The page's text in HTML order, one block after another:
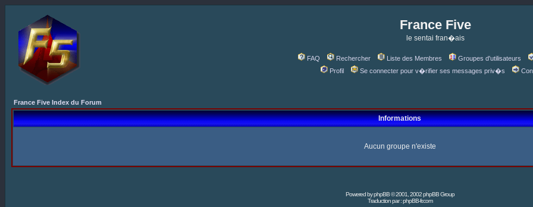
France Five
le sentai fran�ais
FAQ Rechercher Liste des Membres Groupes d'utilisateurs
Profil
Se connecter pour v�rifier ses messages priv�s
France Five Index du Forum
Informations
Aucun groupe n'existe
Powered byphpBB© 2001, 2002 phpBB Group
Traduction par :phpBB-fr.com